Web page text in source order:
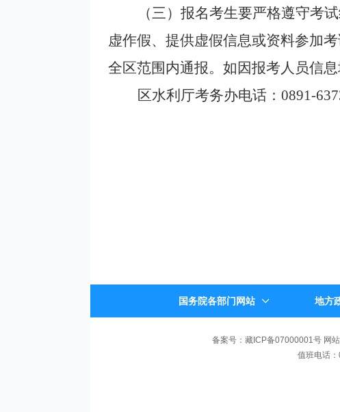
（三）报名考生要严格遵守考
虚作假、提供虚假信息或资料参加
全区范围内通报。如因报考人员信
区水利厅考务办电话：0891-
国务院各部门网站 地方
备案号：藏ICP备07000001号 网
值班电话